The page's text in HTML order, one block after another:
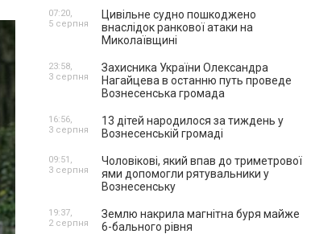
Цивільне судно пошкоджено
внаслідок ранкової атаки на
Миколаївщині
07:20,
5 серпня
Захисника України Олександра
Нагайцева в останню путь проведе
Вознесенська громада
23:58,
3 серпня
13 дітей народилося за тиждень у
Вознесенській громаді
16:56,
3 серпня
Чоловікові, який впав до триметрової
ями допомогли рятувальники у
Вознесенську
09:51,
3 серпня
Землю накрила магнітна буря майже
6-бального рівня
19:37,
2 серпня